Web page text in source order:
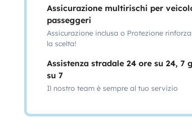
Assicurazione multirischi per
passeggeri
Assicurazione inclusa o Protezione
la scelta!
Assistenza stradale 24 ore su 24, 7
su 7
Il nostro team è sempre al tuo servizio